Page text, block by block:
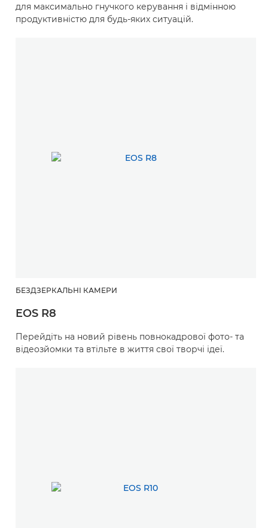
для максимально гнучкого керування і відмінною
продуктивністю для будь-яких ситуацій.
БЕЗДЗЕРКАЛЬНІ КАМЕРИ
EOS R8
Перейдіть на новий рівень повнокадрової фото- та
відеозйомки та втільте в життя свої творчі ідеї.